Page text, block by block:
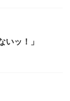
いッ！」